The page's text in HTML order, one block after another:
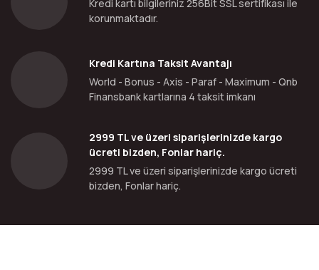
Kredi kartı bilgileriniz 256Bit SSL sertifikası ile
korunmaktadır.
Kredi Kartına Taksit Avantajı
World - Bonus - Axis - Paraf - Maximum - Qnb
Finansbank kartlarına 4 taksit imkanı
2999 TL ve üzeri siparişlerinizde kargo
ücreti bizden, Fonlar hariç.
2999 TL ve üzeri siparişlerinizde kargo ücreti
bizden, Fonlar hariç.